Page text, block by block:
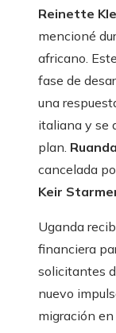
Reinette
mencioné
africano.
fase de
una
italiana y se
plan. Ruanda
cancelada
Keir
Uganda
financiera
solicitantes
nuevo
migración en